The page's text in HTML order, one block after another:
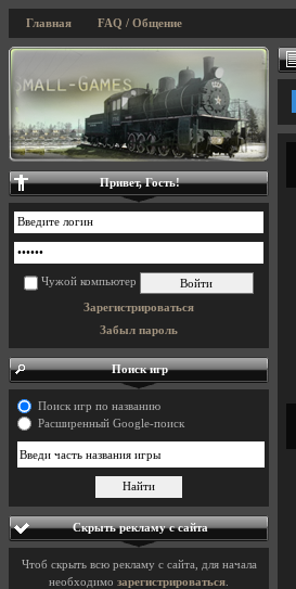
Главная FAQ / Общение
Привет, Гость!
Чужой компьютер
Зарегистрироваться
Забыл пароль
Поиск игр
Поиск игр по названию
Расширенный Google-поиск
Скрыть рекламу с сайта
Чтоб скрыть всю рекламу с сайта, для начала
необходимо зарегистрироваться